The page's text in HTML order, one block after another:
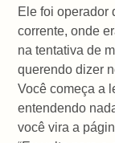
Ele foi operador
corrente, onde
na tentativa de
querendo dizer
Você começa a
entendendo
você vira a